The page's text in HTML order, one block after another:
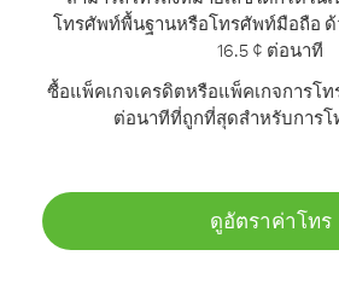
โทรศัพท์พื้นฐานหรือโทรศัพท์มือถือ ด้
16.5 ¢ ต่อนาที
ซื้อแพ็คเกจเครดิตหรือแพ็คเกจการโท
ต่อนาทีที่ถูกที่สุดสำหรับการโ
ดูอัตราค่าโทร